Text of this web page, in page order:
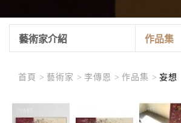
藝術家介紹 作品集
首頁 > 藝術家 > 李傳恩 > 作品集 > 妄想